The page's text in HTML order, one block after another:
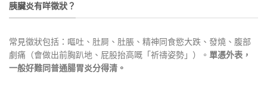
胰臟炎有咩徵狀？
常見徵狀包括：嘔吐、肚屙、肚脹、精神同食慾大跌、發燒、腹部
劇痛（會做出前胸趴地、屁股抬高嘅「祈禱姿勢」）。 單憑外表，
一般好難同普通腸胃炎分得清。